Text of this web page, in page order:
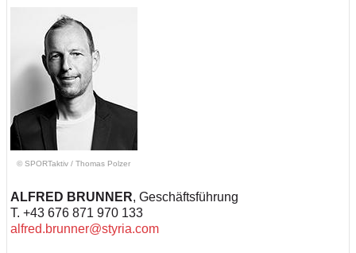
© SPORTaktiv / Thomas Polzer
ALFRED BRUNNER, Geschäftsführung
T. +43 676 871 970 133
alfred.brunner@styria.com